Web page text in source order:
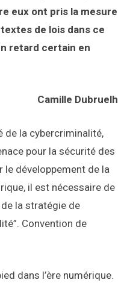
eux ont pris la mesure
de lois dans ce
retard certain en
Camille Dubruelh
de la cybercriminalité,
pour la sécurité des
développement de la
il est nécessaire de
la stratégie de
Convention de
dans l’ère numérique.